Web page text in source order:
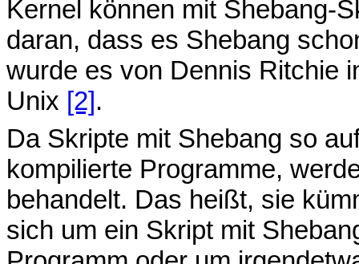
Kernel können mit Shebang-
daran, dass es Shebang
wurde es von Dennis Ritchie
Unix [2].
Da Skripte mit Shebang so
kompilierte Programme,
behandelt. Das heißt, sie
sich um ein Skript mit